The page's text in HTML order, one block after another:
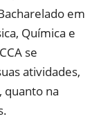
em
Química e
se
atividades,
quanto na